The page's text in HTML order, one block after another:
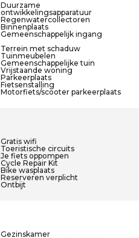
Duurzame
ontwikkelingsapparatuur
Regenwatercollectoren
Binnenplaats
Gemeenschappelijk ingang
Terrein met schaduw
Tuinmeubelen
Gemeenschappelijke tuin
Vrijstaande woning
Parkeerplaats
Fietsenstalling
Motorfiets/scooter parkeerplaats
Gratis wifi
Toeristische circuits
Je fiets oppompen
Cycle Repair Kit
Bike wasplaats
Reserveren verplicht
Ontbijt
Gezinskamer